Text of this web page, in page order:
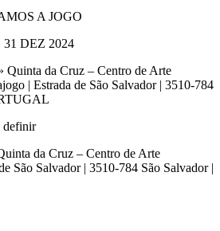
A JOGO
31 DEZ 2024
Quinta da Cruz – Centro de Arte
| Estrada de São Salvador | 3510-784
definir
da Cruz – Centro de Arte
São Salvador | 3510-784 São Salvador |